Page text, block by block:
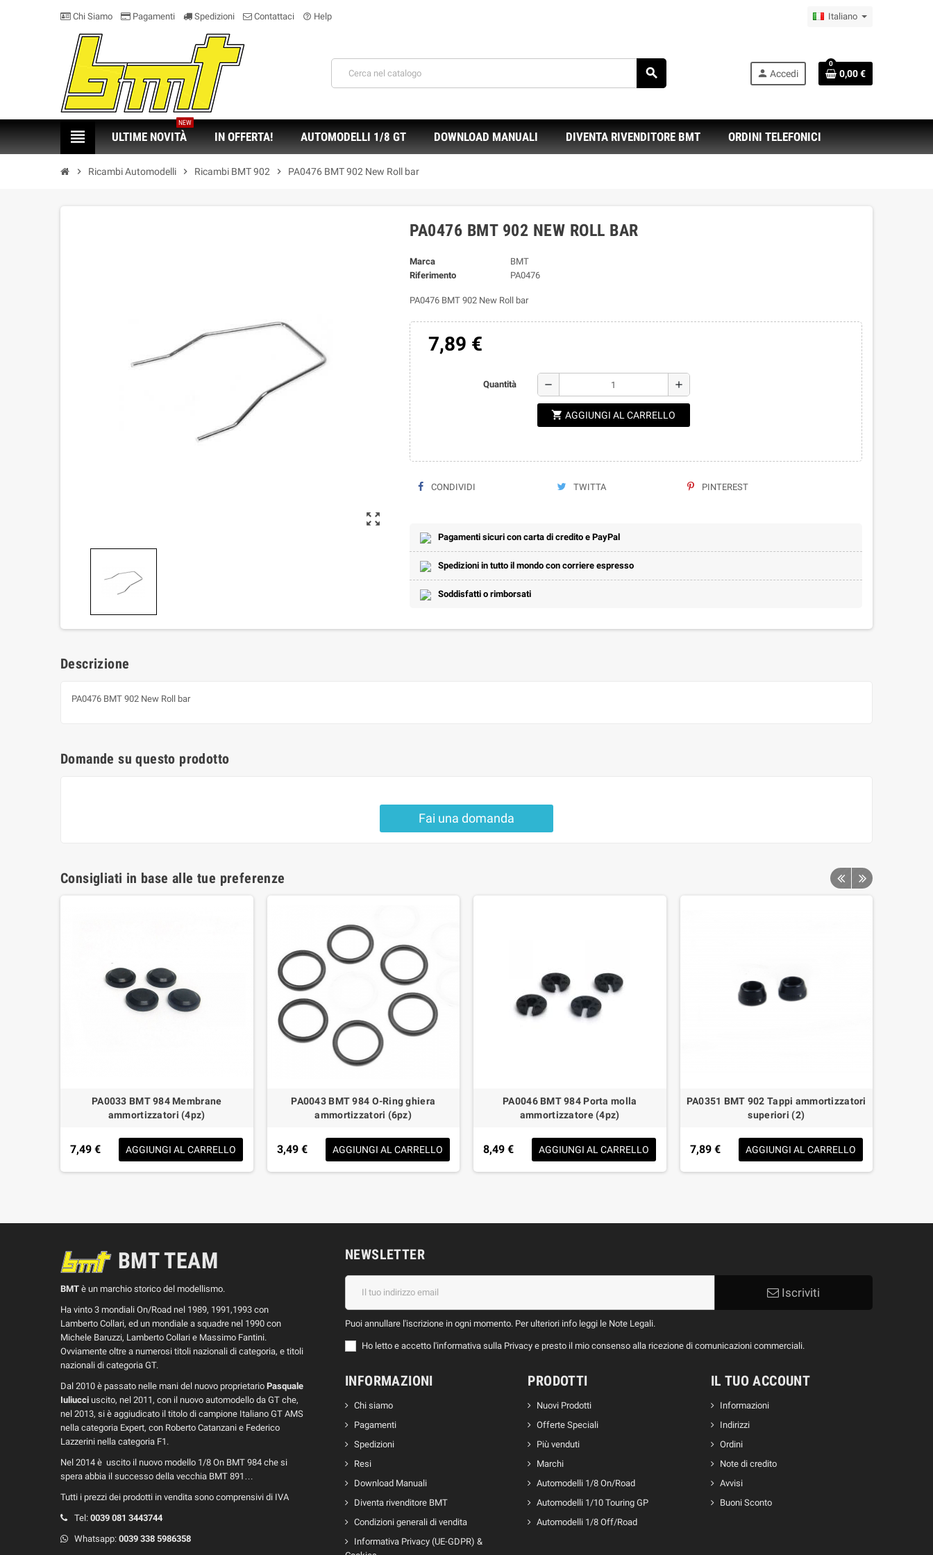
Chi Siamo Pagamenti Spedizioni Contattaci help_outline Help Italiano
search person Accedi
0
0,00 €
view_headline ULTIME NOVITÀ
NEW
IN OFFERTA! AUTOMODELLI 1/8 GT DOWNLOAD MANUALI DIVENTA RIVENDITORE BMT ORDINI TELEFONICI
chevron_right Ricambi Automodelli chevron_right Ricambi BMT 902 chevron_right PA0476 BMT 902 New Roll bar
zoom_out_map
PA0476 BMT 902 NEW ROLL BAR
Marca
BMT
Riferimento
PA0476
PA0476 BMT 902 New Roll bar
7,89 €
Quantità remove add
shopping_cart AGGIUNGI AL CARRELLO
CONDIVIDI TWITTA PINTEREST
Pagamenti sicuri con carta di credito e PayPal
Spedizioni in tutto il mondo con corriere espresso
Soddisfatti o rimborsati
Descrizione
PA0476 BMT 902 New Roll bar
Domande su questo prodotto
Fai una domanda
Consigliati in base alle tue preferenze
PA0033 BMT 984 Membrane
ammortizzatori (4pz)
7,49 € AGGIUNGI AL CARRELLO
PA0043 BMT 984 O-Ring ghiera
ammortizzatori (6pz)
3,49 € AGGIUNGI AL CARRELLO
PA0046 BMT 984 Porta molla
ammortizzatore (4pz)
8,49 € AGGIUNGI AL CARRELLO
PA0351 BMT 902 Tappi ammortizzatori
superiori (2)
7,89 € AGGIUNGI AL CARRELLO
BMT TEAM
BMT è un marchio storico del modellismo.
Ha vinto 3 mondiali On/Road nel 1989, 1991,1993 con
Lamberto Collari, ed un mondiale a squadre nel 1990 con
Michele Baruzzi, Lamberto Collari e Massimo Fantini.
Ovviamente oltre a numerosi titoli nazionali di categoria, e titoli
nazionali di categoria GT.
Dal 2010 è passato nelle mani del nuovo proprietario Pasquale
Iuliucci uscito, nel 2011, con il nuovo automodello da GT che,
nel 2013, si è aggiudicato il titolo di campione Italiano GT AMS
nella categoria Expert, con Roberto Catanzani e Federico
Lazzerini nella categoria F1.
Nel 2014 è uscito il nuovo modello 1/8 On BMT 984 che si
spera abbia il successo della vecchia BMT 891…
Tutti i prezzi dei prodotti in vendita sono comprensivi di IVA
Tel: 0039 081 3443744
Whatsapp: 0039 338 5986358
NEWSLETTER
Iscriviti
Puoi annullare l'iscrizione in ogni momento. Per ulteriori info leggi le Note Legali.
Ho letto e accetto l'informativa sulla Privacy e presto il mio consenso alla ricezione di comunicazioni commerciali.
INFORMAZIONI
Chi siamo
Pagamenti
Spedizioni
Resi
Download Manuali
Diventa rivenditore BMT
Condizioni generali di vendita
Informativa Privacy (UE-GDPR) &
PRODOTTI
Nuovi Prodotti
Offerte Speciali
Più venduti
Marchi
Automodelli 1/8 On/Road
Automodelli 1/10 Touring GP
Automodelli 1/8 Off/Road
IL TUO ACCOUNT
Informazioni
Indirizzi
Ordini
Note di credito
Avvisi
Buoni Sconto